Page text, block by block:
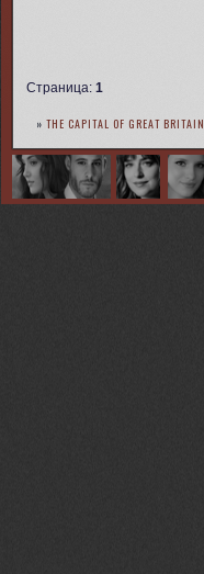
Страница: 1
» THE CAPITAL OF GREAT BRITAIN